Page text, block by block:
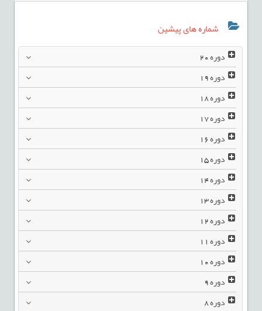
شماره های پیشین
دوره20
دوره19
دوره18
دوره17
دوره16
دوره15
دوره14
دوره13
دوره12
دوره11
دوره10
دوره9
دوره8